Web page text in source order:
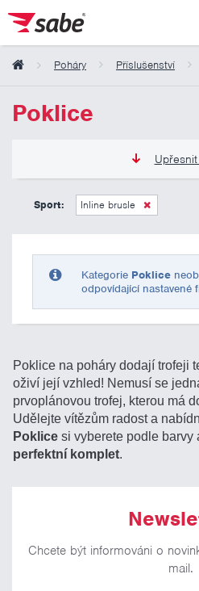
Poháry Příslušenství
Poklice
0 Kč
Sport: Inline brusle
Kategorie Poklice
odpovídající nastavené
Poklice na poháry dodají trofeji
oživí její vzhled! Nemusí se
prvoplánovou trofej, kterou má
Udělejte vítězům radost a
Poklice si vyberete podle barvy
perfektní komplet.
Chcete být informováni o
mail.
Obsah košíku